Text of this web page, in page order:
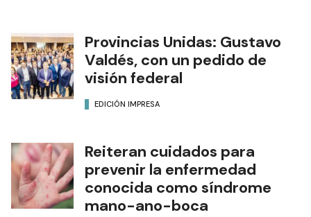
Provincias Unidas: Gustavo
Valdés, con un pedido de
visión federal
EDICIÓN IMPRESA
Reiteran cuidados para
prevenir la enfermedad
conocida como síndrome
mano-ano-boca